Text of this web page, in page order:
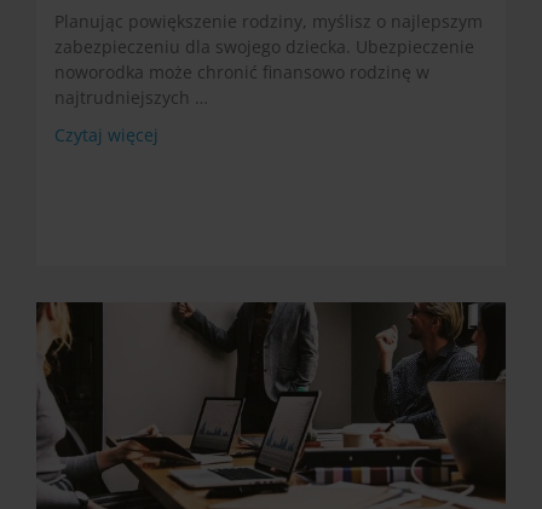
Planując powiększenie rodziny, myślisz o najlepszym
zabezpieczeniu dla swojego dziecka. Ubezpieczenie
noworodka może chronić finansowo rodzinę w
najtrudniejszych …
Czytaj więcej